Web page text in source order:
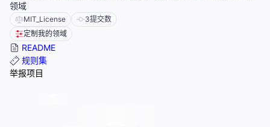
领域
MIT_License 3提交数
定制我的领域
README
规则集
举报项目